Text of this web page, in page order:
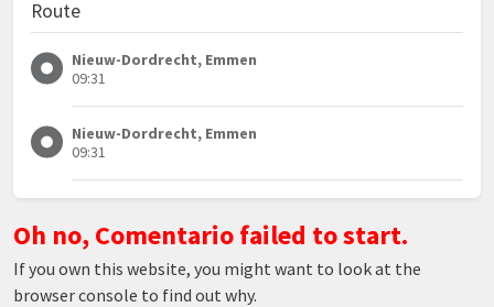
Route
Nieuw-Dordrecht, Emmen
09:31
Nieuw-Dordrecht, Emmen
09:31
Oh no, Comentario failed to start.
If you own this website, you might want to look at the
browser console to find out why.